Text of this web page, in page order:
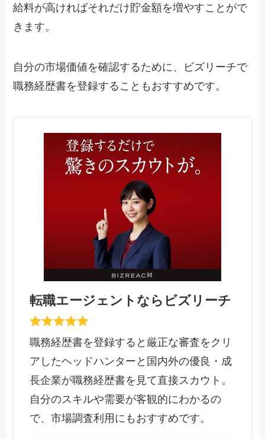
給料が高ければそれだけ貯金額を増やすことがで
きます。
自分の市場価値を確認するために、ビズリーチで
職務経歴書を登録することもおすすめです。
転職エージェントならビズリーチ
職務経歴書を登録すると厳正な審査をクリ
アしたヘッドハンターと国内外の優良・成
長企業が職務経歴書を見て直接スカウト。
自分のスキルや需要が客観的にわかるの
で、市場調査利用にもおすすめです。